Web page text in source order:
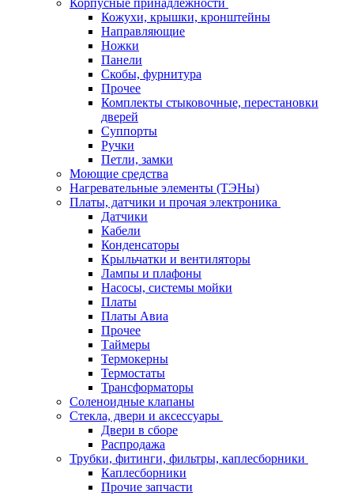
Кожухи, крышки, кронштейны
Направляющие
Ножки
Панели
Cкобы, фурнитура
Прочее
Комплекты стыковочные, перестановки
дверей
Суппорты
Ручки
Петли, замки
Моющие средства
Нагревательные элементы (ТЭНы)
Платы, датчики и прочая электроника
Датчики
Кабели
Конденсаторы
Крыльчатки и вентиляторы
Лампы и плафоны
Насосы, системы мойки
Платы
Платы Авиа
Прочее
Таймеры
Термокерны
Термостаты
Трансформаторы
Соленоидные клапаны
Стекла, двери и аксессуары
Двери в сборе
Распродажа
Трубки, фитинги, фильтры, каплесборники
Каплесборники
Прочие запчасти